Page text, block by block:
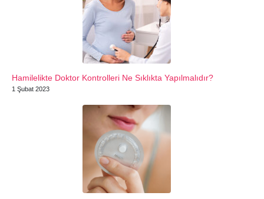
Hamilelikte Doktor Kontrolleri Ne Sıklıkta Yapılmalıdır?
1 Şubat 2023